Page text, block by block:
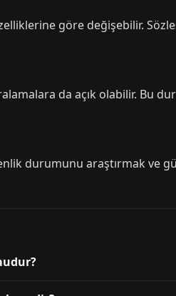
göre değişebilir.
da açık olabilir. Bu
durumunu araştırmak ve